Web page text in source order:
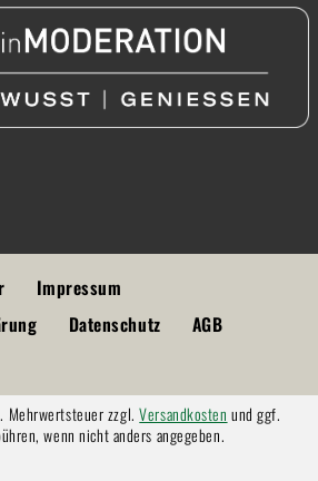
Impressum
Datenschutz
AGB
Mehrwertsteuer zzgl.Versandkosten und ggf.
wenn nicht anders angegeben.